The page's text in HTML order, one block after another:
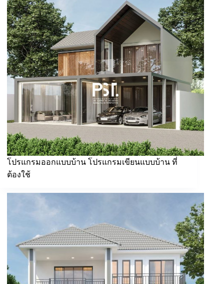
โปรแกรมออกแบบบ้าน โปรแกรมเขียนแบบบ้าน ที่
ต้องใช้